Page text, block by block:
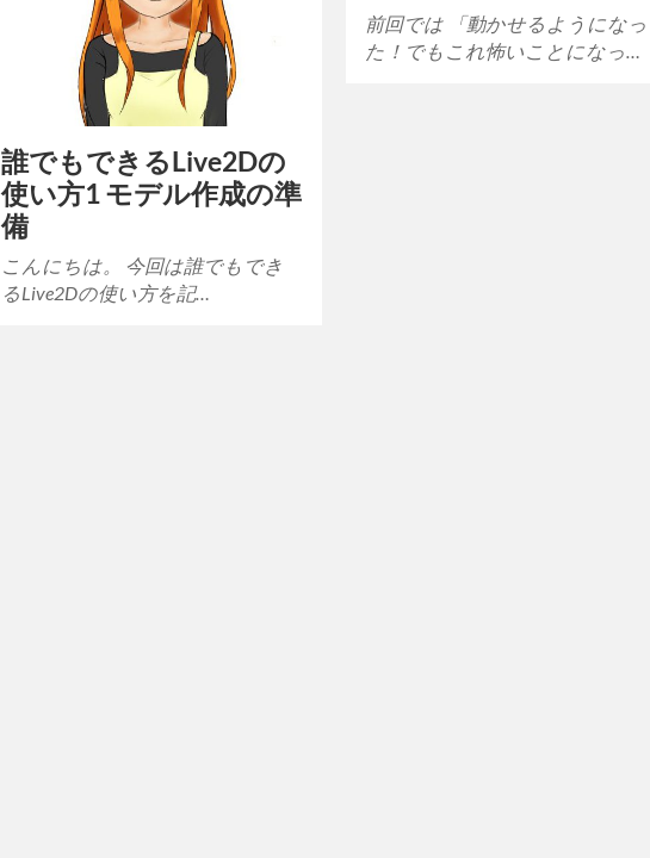
前回では 「動かせるようになっ
た！でもこれ怖いことになっ…
誰でもできるLive2Dの
使い方1 モデル作成の準
備
こんにちは。 今回は誰でもでき
るLive2Dの使い方を記…